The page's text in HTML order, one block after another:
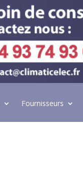
Fournisseurs